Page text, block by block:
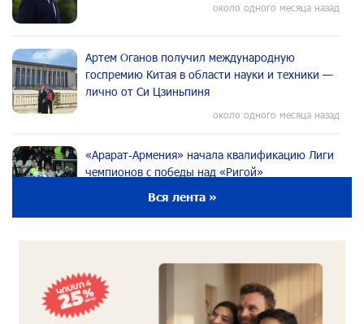
около одного месяца назад
Артем Оганов получил международную
госпремию Китая в области науки и техники —
лично от Си Цзиньпиня
около одного месяца назад
«Арарат‑Армения» начала квалификацию Лиги
чемпионов с победы над «Ригой»
около одного месяца назад
Аравийским морем
около одного месяца назад
Вся лента »